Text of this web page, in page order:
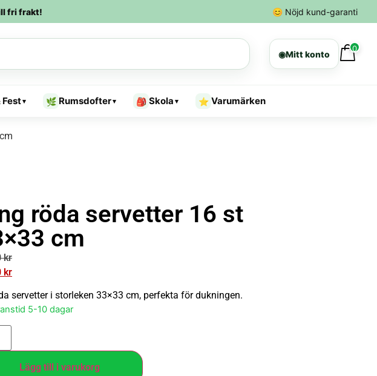
fri frakt! 😊 Nöjd kund-garanti
◉Mitt konto
0
Fest▾ 🌿 Rumsdofter▾ 🎒 Skola ▾ ⭐ Varumärken
röda servetter 16 st
cm
kr
kr
servetter i storleken 33×33 cm, perfekta för dukningen.
5-10 dagar
Lägg till i varukorg